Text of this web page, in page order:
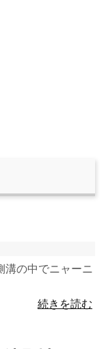
溝の中でニャーニ
続きを読む